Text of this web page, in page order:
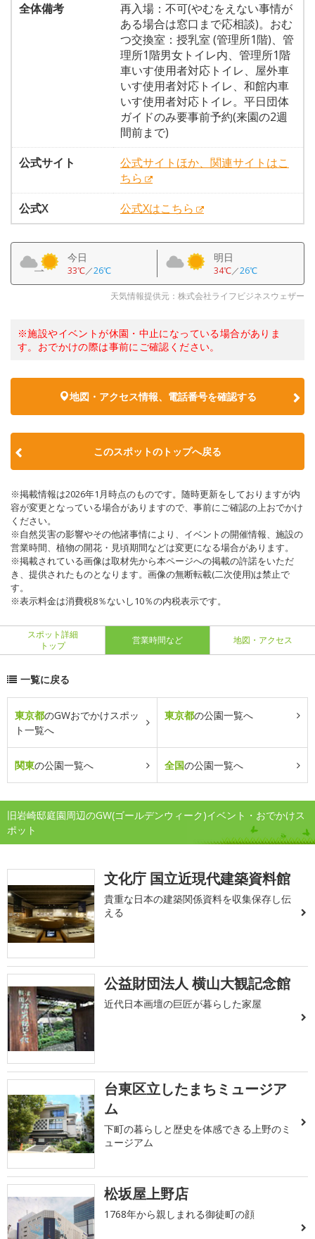
全体備考
再入場：不可(やむをえない事情が
ある場合は窓口まで応相談)。おむ
つ交換室：授乳室 (管理所1階)、管
理所1階男女トイレ内、管理所1階
車いす使用者対応トイレ、屋外車
いす使用者対応トイレ、和館内車
いす使用者対応トイレ。平日団体
ガイドのみ要事前予約(来園の2週
間前まで)
公式サイト
公式サイトほか、関連サイトはこ
ちら
公式X
公式Xはこちら
今日
33℃／26℃
明日
34℃／26℃
天気情報提供元：株式会社ライフビジネスウェザー
※施設やイベントが休園・中止になっている場合がありま
す。おでかけの際は事前にご確認ください。
地図・アクセス情報、電話番号を確認する
このスポットのトップへ戻る
※掲載情報は2026年1月時点のものです。随時更新をしておりますが内
容が変更となっている場合がありますので、事前にご確認の上おでかけ
ください。
※自然災害の影響やその他諸事情により、イベントの開催情報、施設の
営業時間、植物の開花・見頃期間などは変更になる場合があります。
※掲載されている画像は取材先から本ページへの掲載の許諾をいただ
き、提供されたものとなります。画像の無断転載(二次使用)は禁止で
す。
※表示料金は消費税8％ないし10％の内税表示です。
スポット詳細
トップ
営業時間など 地図・アクセス
一覧に戻る
東京都のGWおでかけスポッ
ト一覧へ
東京都の公園一覧へ
関東の公園一覧へ 全国の公園一覧へ
旧岩崎邸庭園周辺のGW(ゴールデンウィーク)イベント・おでかけス
ポット
文化庁 国立近現代建築資料館
貴重な日本の建築関係資料を収集保存し伝
える
公益財団法人 横山大観記念館
近代日本画壇の巨匠が暮らした家屋
台東区立したまちミュージア
ム
下町の暮らしと歴史を体感できる上野のミ
ュージアム
松坂屋上野店
1768年から親しまれる御徒町の顔